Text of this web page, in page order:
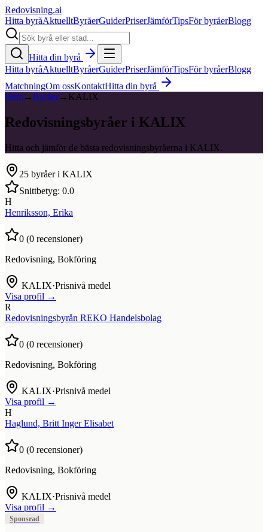
Redovisning.ai
Hitta byråAktuelltByråerGuiderPriserJämförTipsFör byråerBlogg
Hitta din byrå
Hitta byråAktuelltByråerGuiderPriserJämförTipsFör byråerBlogg
MatchningOm ossKontaktHitta din byrå
Hem→Byråer→ KALIX
Redovisningsbyråer i KALIX
Hitta och jämför de bästa redovisningsbyråerna i KALIX.
25 byråer i KALIX
Snittbetyg: 0.0
H
Henriksson, Erika
0 (0 recensioner)
Redovisning, Bokföring
KALIX·Prisnivå medel
Visa profil →
R
Redovisningsbyrån REKO Handelsbolag
0 (0 recensioner)
Redovisning, Bokföring
KALIX·Prisnivå medel
Visa profil →
H
Haglund, Britt Inger Elisabet
0 (0 recensioner)
Redovisning, Bokföring
KALIX·Prisnivå medel
Visa profil →
Sponsrad